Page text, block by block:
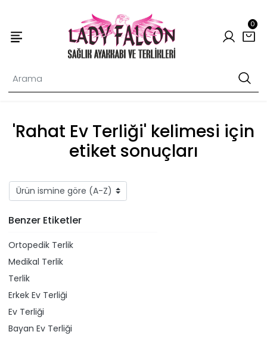
0
'Rahat Ev Terliği' kelimesi için
etiket sonuçları
Benzer Etiketler
Ortopedik Terlik
Medikal Terlik
Terlik
Erkek Ev Terliği
Ev Terliği
Bayan Ev Terliği